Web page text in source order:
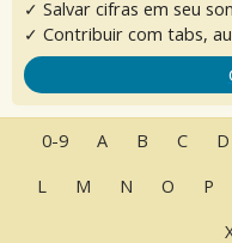
✓ Salvar cifras em seu
✓ Contribuir com tabs,
0-9 A B C D
L
M N O P